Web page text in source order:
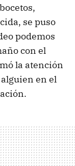
se puso
podemos
con el
la atención
en el